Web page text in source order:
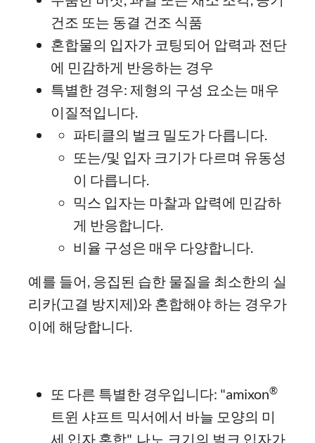
건조 또는 동결 건조 식품
혼합물의 입자가 코팅되어 압력과 전단
에 민감하게 반응하는 경우
특별한 경우: 제형의 구성 요소는 매우
이질적입니다.
파티클의 벌크 밀도가 다릅니다.
또는/및 입자 크기가 다르며 유동성
이 다릅니다.
믹스 입자는 마찰과 압력에 민감하
게 반응합니다.
비율 구성은 매우 다양합니다.
예를 들어, 응집된 습한 물질을 최소한의 실
리카(고결 방지제)와 혼합해야 하는 경우가
이에 해당합니다.
또 다른 특별한 경우입니다: "amixon®
트윈 샤프트 믹서에서 바늘 모양의 미
세 입자 혼합". 나노 크기의 벌크 입자가